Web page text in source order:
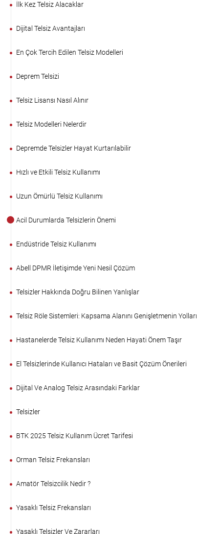
İlk Kez Telsiz Alacaklar
Dijital Telsiz Avantajları
En Çok Tercih Edilen Telsiz Modelleri
Deprem Telsizi
Telsiz Lisansı Nasıl Alınır
Telsiz Modelleri Nelerdir
Depremde Telsizler Hayat Kurtarılabilir
Hızlı ve Etkili Telsiz Kullanımı
Uzun Ömürlü Telsiz Kullanımı
Acil Durumlarda Telsizlerin Önemi
Endüstride Telsiz Kullanımı
Abell DPMR İletişimde Yeni Nesil Çözüm
Telsizler Hakkında Doğru Bilinen Yanlışlar
Telsiz Röle Sistemleri: Kapsama Alanını Genişletmenin Yolları
Hastanelerde Telsiz Kullanımı Neden Hayati Önem Taşır
El Telsizlerinde Kullanıcı Hataları ve Basit Çözüm Önerileri
Dijital Ve Analog Telsiz Arasındaki Farklar
Telsizler
BTK 2025 Telsiz Kullanım Ücret Tarifesi
Orman Telsiz Frekansları
Amatör Telsizcilik Nedir ?
Yasaklı Telsiz Frekansları
Yasaklı Telsizler Ve Zararları